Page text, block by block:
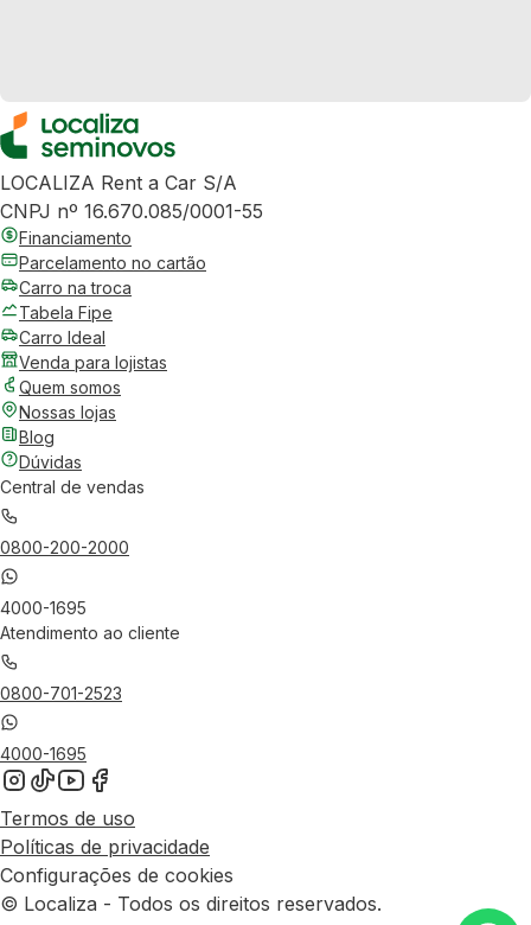
LOCALIZA Rent a Car S/A
CNPJ nº 16.670.085/0001-55
Financiamento
Parcelamento no cartão
Carro na troca
Tabela Fipe
Carro Ideal
Venda para lojistas
Quem somos
Nossas lojas
Blog
Dúvidas
Central de vendas
0800-200-2000
4000-1695
Atendimento ao cliente
0800-701-2523
4000-1695
Termos de uso
Políticas de privacidade
Configurações de cookies
© Localiza - Todos os direitos reservados.